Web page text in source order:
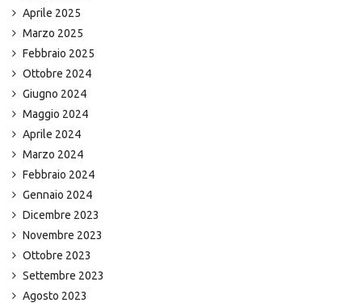
Aprile 2025
Marzo 2025
Febbraio 2025
Ottobre 2024
Giugno 2024
Maggio 2024
Aprile 2024
Marzo 2024
Febbraio 2024
Gennaio 2024
Dicembre 2023
Novembre 2023
Ottobre 2023
Settembre 2023
Agosto 2023